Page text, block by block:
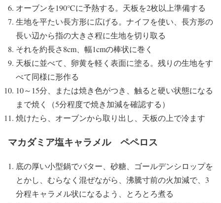
オーブンを190℃に予熱する。天板を2枚以上準備する
生地を平たい長方形に広げる。ナイフを使い、長方形の
長い辺から指の大きさ程に生地を切り取る
それを約長さ8cm、幅1cmの棒状に巻く
天板に並べて、卵黄を軽く表面に塗る。残りの生地をす
べて同様に形作る
10～15分、または焼き色がつき、触ると硬い状態になる
まで焼く（5分程度で焼き加減を確認する）
焼けたら、オーブンから取り出し、天板の上で冷ます
マカダミア塩キャラメル ペペロス
底の厚い小型鍋でバター、砂糖、ゴールデンシロップを
とかし、むらなく混ぜながら、沸騰寸前の火加減で、3
分程キャラメル状になるよう、とろとろ煮る